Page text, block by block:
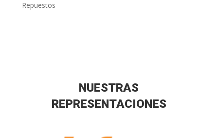
Repuestos
NUESTRAS
REPRESENTACIONES